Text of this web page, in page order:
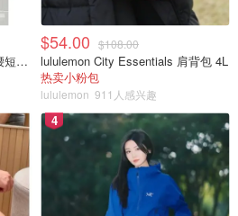
得警员更可以及时赶到现场，提交
到--例如，如果受害者已经离开
在大流行期间，由于商场、图书馆
在公交车上寻求庇护的涉街人员
lululemon Softstreme 女士高腰短裤 10cm
$54.00 $108.00
lululemon City Essentials 肩背包 4L
热卖小粉包
lululemon 911人感兴趣
4